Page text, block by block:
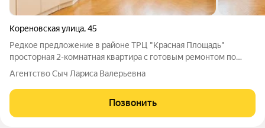
Кореновская улица,45
Редкое предложение в районе ТРЦ "Красная Площадь"
просторная 2-комнатная квартира с готовым ремонтом по
привлекательной цене! Предлагаем уютную 2-комнатную
квартиру общей площадью 54,8 кв.м, расположенную на 1
этаже 9-этажного дома. Квартира
Агентство Сыч Лариса Валерьевна
Позвонить